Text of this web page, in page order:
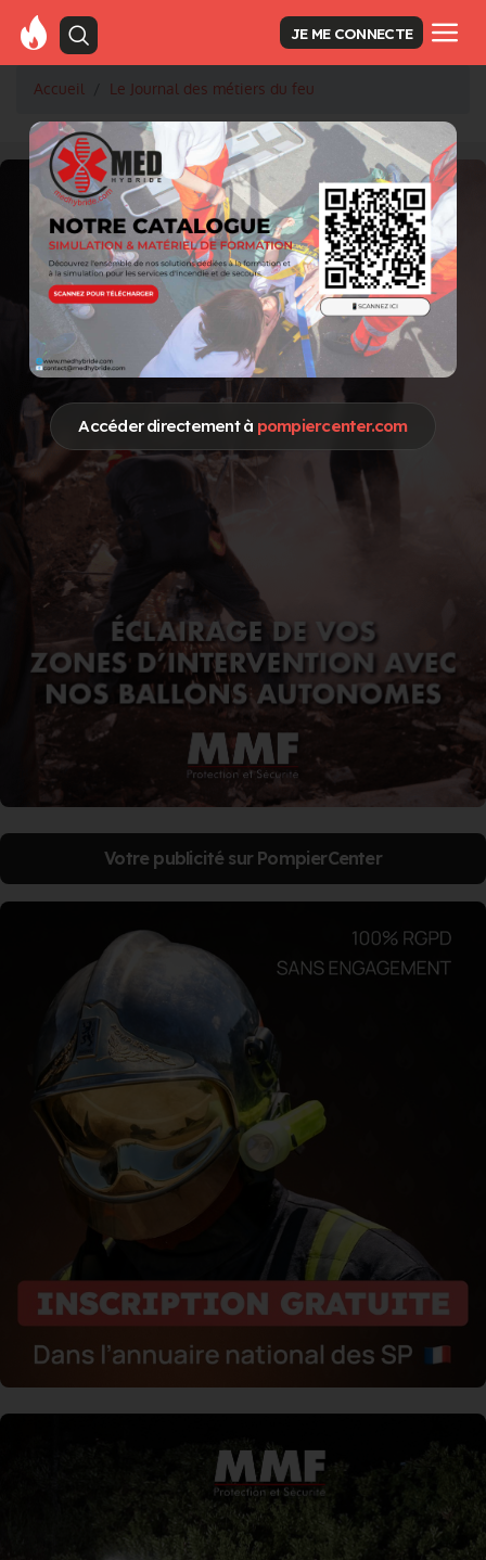
Accéder directement à pompiercenter.com
JE ME CONNECTE
Accueil Le Journal des métiers du feu
Votre publicité sur PompierCenter